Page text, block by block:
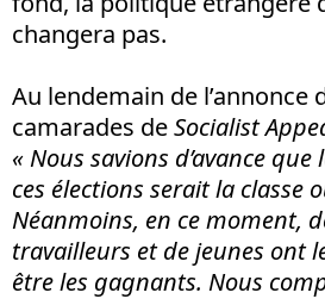
changera pas.
Au lendemain de l’annonce
camarades deSocialist
« Nous savions d’avance
ces élections serait la classe
Néanmoins, en ce moment,
travailleurs et de jeunes ont
être les gagnants. Nous